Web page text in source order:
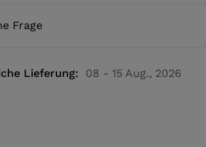
Frage
Lieferung: 08 - 15 Aug., 2026